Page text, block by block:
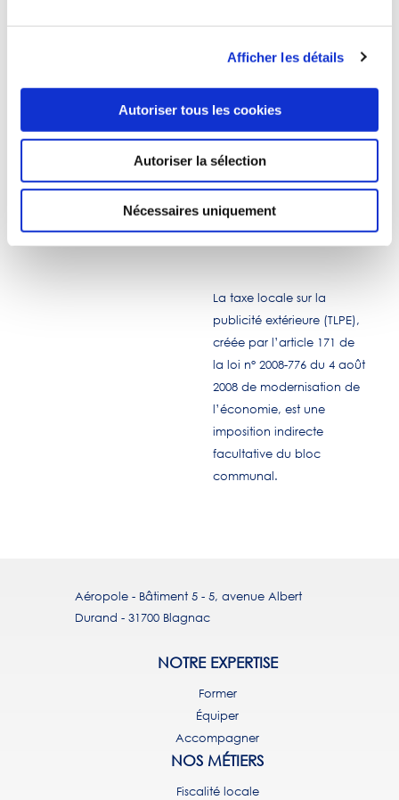
Afficher les détails
Autoriser tous les cookies
Autoriser la sélection
Nécessaires uniquement
12.02.18
CFL : autres
propositions
09.11.20
Fiscalité
La taxe locale
sur la publicité
extérieure
La taxe locale sur la
publicité extérieure (TLPE),
créée par l’article 171 de
la loi n° 2008-776 du 4 août
2008 de modernisation de
l’économie, est une
imposition indirecte
facultative du bloc
communal.
Aéropole - Bâtiment 5 - 5, avenue Albert
Durand - 31700 Blagnac
NOTRE EXPERTISE
Former
Équiper
Accompagner
NOS MÉTIERS
Fiscalité locale